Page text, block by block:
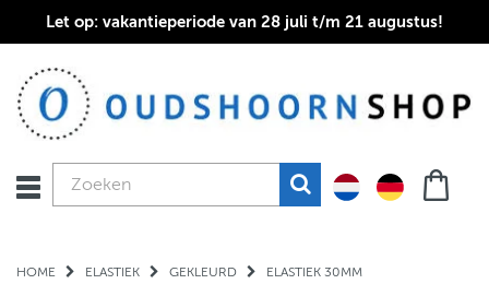
Let op: vakantieperiode van 28 juli t/m 21 augustus!
HOME ELASTIEK GEKLEURD ELASTIEK 30MM